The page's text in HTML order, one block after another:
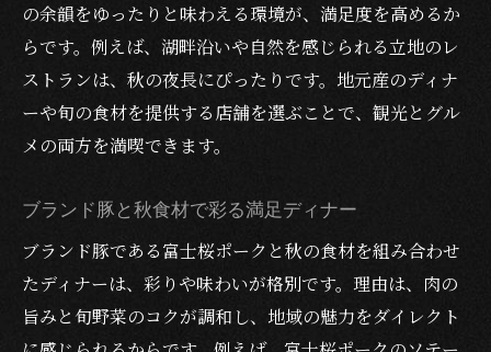
の余韻をゆったりと味わえる環境が、満足度を高めるか
らです。例えば、湖畔沿いや自然を感じられる立地のレ
ストランは、秋の夜長にぴったりです。地元産のディナ
ーや旬の食材を提供する店舗を選ぶことで、観光とグル
メの両方を満喫できます。
ブランド豚と秋食材で彩る満足ディナー
ブランド豚である富士桜ポークと秋の食材を組み合わせ
たディナーは、彩りや味わいが格別です。理由は、肉の
旨みと旬野菜のコクが調和し、地域の魅力をダイレクト